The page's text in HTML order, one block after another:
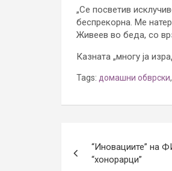
„Се посветив
беспрекорна. Ме
Живеев во беда, со
Казната „многу ја
Tags: домашни обврски,
navigation
“Иновациите” на
“хонорарци”